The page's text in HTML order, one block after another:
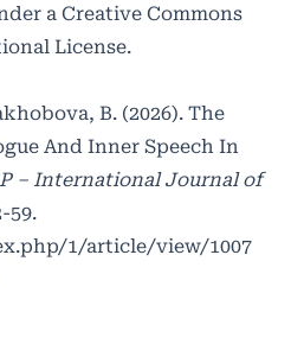
a Creative Commons
License.
B. (2026). The
And Inner Speech In
– International Journal of
59.
1/article/view/1007